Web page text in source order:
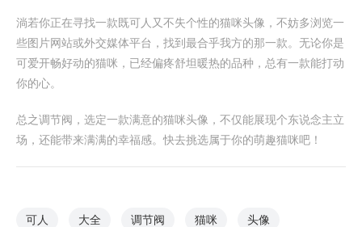
淌若你正在寻找一款既可人又不失个性的猫咪头像，不妨多浏览一
些图片网站或外交媒体平台，找到最合乎我方的那一款。无论你是
可爱开畅好动的猫咪，已经偏疼舒坦暖热的品种，总有一款能打动
你的心。
总之调节阀，选定一款满意的猫咪头像，不仅能展现个东说念主立
场，还能带来满满的幸福感。快去挑选属于你的萌趣猫咪吧！
可人 大全 调节阀 猫咪 头像